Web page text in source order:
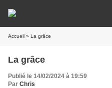
Accueil » La grâce
La grâce
Publié le 14/02/2024 à 19:59
Par Chris